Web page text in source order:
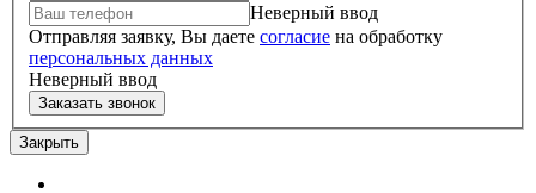
Неверный ввод
Отправляя заявку, Вы даете согласие на обработку
персональных данных
Неверный ввод
Заказать звонок
Закрыть